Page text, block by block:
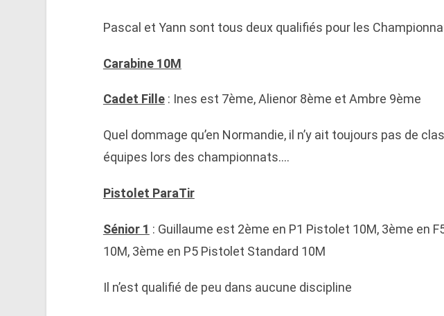
Pascal et Yann sont tous deux qualifiés pour les
Carabine 10M
Cadet Fille: Ines est 7ème, Alienor 8ème et Ambre 9ème
Quel dommage qu’en Normandie, il n’y ait toujours pas de
équipes lors des championnats….
Pistolet ParaTir
Sénior 1 : Guillaume est 2ème en P1 Pistolet 10M, 3ème en
10M, 3ème en P5 Pistolet Standard 10M
Il n’est qualifié de peu dans aucune discipline